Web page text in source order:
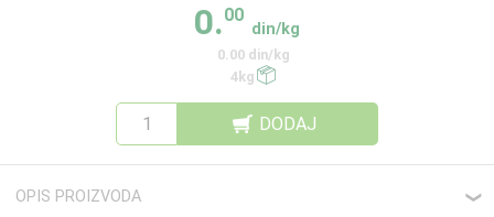
0.00
din/kg
0.00 din/kg
4kg
DODAJ
OPIS PROIZVODA ❮